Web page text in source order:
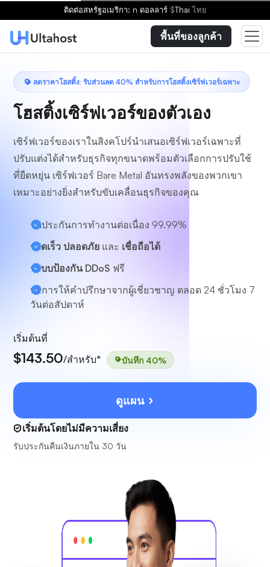
ติดต่อสหรัฐอเมริกา: n ดอลลาร์ $Thaiไทย
พื้นที่ของลูกค้า
ลดราคาโฮสติ้ง: รับส่วนลด 40% สำหรับการโฮสติ้งเซิร์ฟเวอร์เฉพาะ
โฮสติ้งเซิร์ฟเวอร์ของตัวเอง
เซิร์ฟเวอร์ของเราในสิงคโปร์นำเสนอเซิร์ฟเวอร์เฉพาะที่
ปรับแต่งได้สำหรับธุรกิจทุกขนาดพร้อมตัวเลือกการปรับใช้
ที่ยืดหยุ่น เซิร์ฟเวอร์ Bare Metal อันทรงพลังของพวกเขา
เหมาะอย่างยิ่งสำหรับขับเคลื่อนธุรกิจของคุณ
รับประกันการทำงานต่อเนื่อง 99.99%
รวดเร็ว ปลอดภัย และ เชื่อถือได้
ระบบป้องกัน DDoS ฟรี
บริการให้คำปรึกษาจากผู้เชี่ยวชาญ ตลอด 24 ชั่วโมง 7
วันต่อสัปดาห์
เริ่มต้นที่
$143.50/สำหรับ* บันทึก 40%
ดูแผน
เริ่มต้นโดยไม่มีความเสี่ยง
รับประกันคืนเงินภายใน 30 วัน